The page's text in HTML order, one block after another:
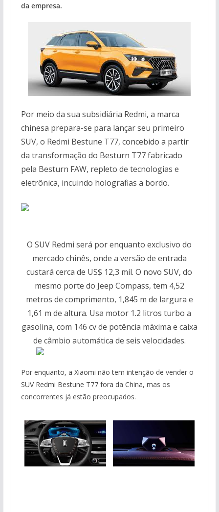
da empresa.
Por meio da sua subsidiária Redmi, a marca
chinesa prepara-se para lançar seu primeiro
SUV, o Redmi Bestune T77, concebido a partir
da transformação do Besturn T77 fabricado
pela Besturn FAW, repleto de tecnologias e
eletrônica, incuindo holografias a bordo.
O SUV Redmi será por enquanto exclusivo do
mercado chinês, onde a versão de entrada
custará cerca de US$ 12,3 mil. O novo SUV, do
mesmo porte do Jeep Compass, tem 4,52
metros de comprimento, 1,845 m de largura e
1,61 m de altura. Usa motor 1.2 litros turbo a
gasolina, com 146 cv de potência máxima e caixa
de câmbio automática de seis velocidades.
Por enquanto, a Xiaomi não tem intenção de vender o
SUV Redmi Bestune T77 fora da China, mas os
concorrentes já estão preocupados.